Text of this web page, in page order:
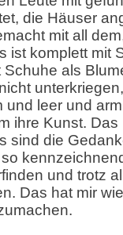
die Häuser
mit all
ist komplett mit
Schuhe als
und leer und
ihre Kunst. Das
sind die
und trotz
Das hat mir